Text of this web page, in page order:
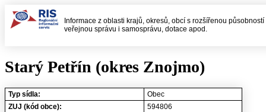
Informace z oblasti krajů, okresů, obcí s rozšířenou
veřejnou správu i samosprávu, dotace apod.
Starý Petřín (okres Znojmo)
Typ sídla:
Obec
ZUJ (kód obce):
594806